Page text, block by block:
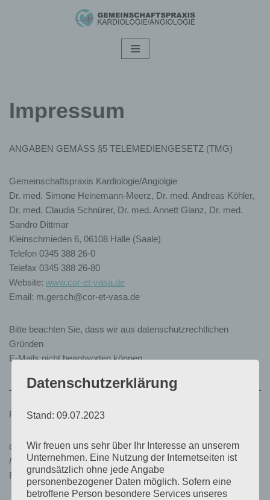
Impressum
ANGABEN GEMÄSS §5 TELEMEDIENGESETZ (TMG)
Gemeinschaftspraxis Kardiologie/Angiolgie
Dr. med. Simone Heinemann-Meerz, Dr. med. Andreas Köhler,
Dr. med. Claudia Schnürer, Dr. med. Annett Glanz, Dr. med.
Sandro Dittmar
Kleinschmieden 6, 06108 Halle (Saale)
Telefon 0345 388 26-0
Telefax 0345 388 26-80
Website: www.cor-et-vasa.de
Email: m.gersch@cor-et-vasa.de
Bitte beachten Sie, dass wir aus datenschutzrechtlichen
Gründen
E-Mails nicht beantworten können.
PFLICHTANGABEN NACH §6 TELEDIENSTGESETZ (TDG)
Gesetzliche Berufsbezeichnung Dr. med. Simone Heinemann-
Meerz:
Fachärztin für Innere Medizin und Kardiologie (
Details )
Datenschutzerklärung
Stand: 09.07.2023
Wir freuen uns sehr über Ihr Interesse an unserem
Unternehmen. Eine Nutzung der Internetseiten ist
grundsätzlich ohne jede Angabe
personenbezogener Daten möglich. Sofern eine
betroffene Person besondere Services unseres